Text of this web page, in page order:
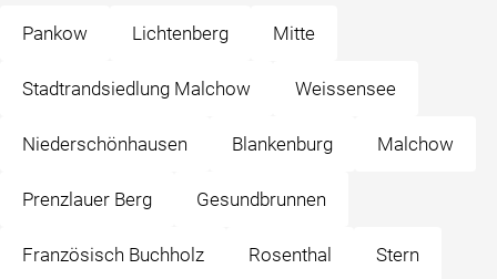
Pankow Lichtenberg Mitte
Stadtrandsiedlung Malchow Weissensee
Niederschönhausen Blankenburg Malchow
Prenzlauer Berg Gesundbrunnen
Französisch Buchholz Rosenthal Stern